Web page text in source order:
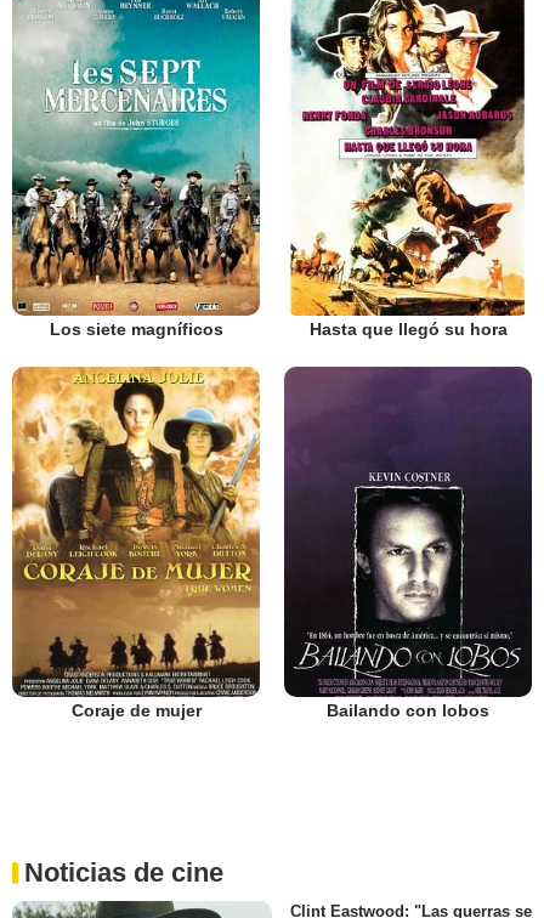
Los siete magníficos Hasta que llegó su hora
Coraje de mujer Bailando con lobos
Noticias de cine
Clint Eastwood: "Las guerras se